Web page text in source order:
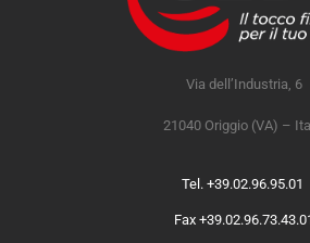
Via dell’Industria, 6
21040 Origgio (VA) –
Tel. +39.02.96.95.01
Fax